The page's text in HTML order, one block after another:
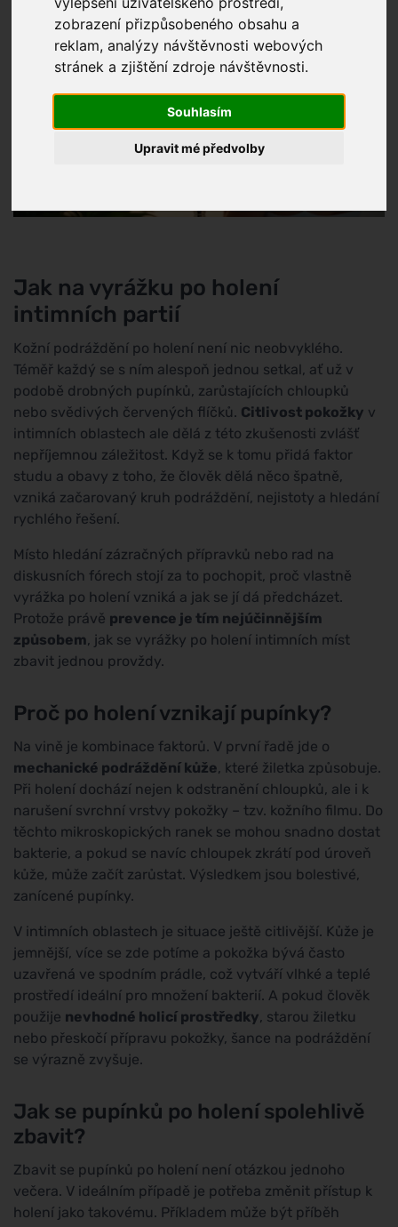
zobrazení přizpůsobeného obsahu a
reklam, analýzy návštěvnosti webových
stránek a zjištění zdroje návštěvnosti.
Souhlasím
Upravit mé předvolby
Jak na vyrážku po holení
intimních partií
Kožní podráždění po holení není nic neobvyklého.
Téměř každý se s ním alespoň jednou setkal, ať už v
podobě drobných pupínků, zarůstajících chloupků
nebo svědivých červených flíčků. Citlivost pokožky v
intimních oblastech ale dělá z této zkušenosti zvlášť
nepříjemnou záležitost. Když se k tomu přidá faktor
studu a obavy z toho, že člověk dělá něco špatně,
vzniká začarovaný kruh podráždění, nejistoty a hledání
rychlého řešení.
Místo hledání zázračných přípravků nebo rad na
diskusních fórech stojí za to pochopit, proč vlastně
vyrážka po holení vzniká a jak se jí dá předcházet.
Protože právě prevence je tím nejúčinnějším
způsobem, jak se vyrážky po holení intimních míst
zbavit jednou provždy.
Proč po holení vznikají pupínky?
Na vině je kombinace faktorů. V první řadě jde o
mechanické podráždění kůže, které žiletka způsobuje.
Při holení dochází nejen k odstranění chloupků, ale i k
narušení svrchní vrstvy pokožky – tzv. kožního filmu. Do
těchto mikroskopických ranek se mohou snadno dostat
bakterie, a pokud se navíc chloupek zkrátí pod úroveň
kůže, může začít zarůstat. Výsledkem jsou bolestivé,
zanícené pupínky.
V intimních oblastech je situace ještě citlivější. Kůže je
jemnější, více se zde potíme a pokožka bývá často
uzavřená ve spodním prádle, což vytváří vlhké a teplé
prostředí ideální pro množení bakterií. A pokud člověk
použije nevhodné holicí prostředky, starou žiletku
nebo přeskočí přípravu pokožky, šance na podráždění
se výrazně zvyšuje.
Jak se pupínků po holení spolehlivě
zbavit?
Zbavit se pupínků po holení není otázkou jednoho
večera. V ideálním případě je potřeba změnit přístup k
holení jako takovému. Příkladem může být příběh